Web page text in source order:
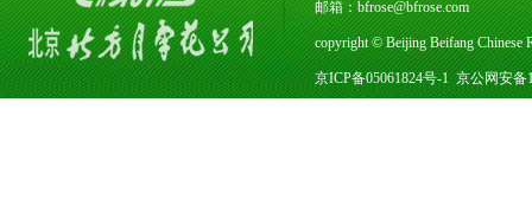
邮箱：bfrose@bfrose.com
copyright © Beijing Beifang Chinese
京ICP备05061824号-1 京公网安备